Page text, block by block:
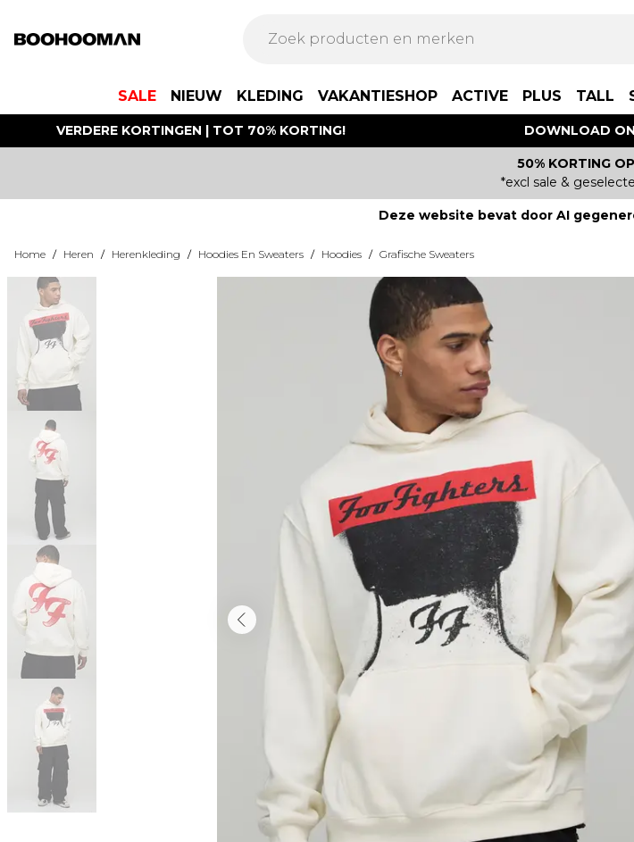
SALE NIEUW KLEDING VAKANTIESHOP ACTIVE PLUS TALL
VERDERE KORTINGEN | TOT 70% KORTING! DOWNLOAD
50% KORTING
*excl sale &
Deze website bevat door AI
Home / Heren / Herenkleding / Hoodies En Sweaters / Hoodies / Grafische Sweaters